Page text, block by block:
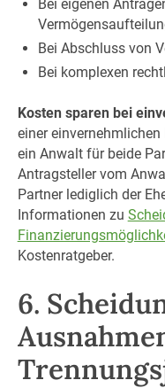
Bei eigenen
Bei Abschluss von
Bei komplexen
Kosten sparen bei
einer
ein Anwalt für beide
Antragsteller vom
Partner lediglich der
Informationen zu
Kostenratgeber.
6.